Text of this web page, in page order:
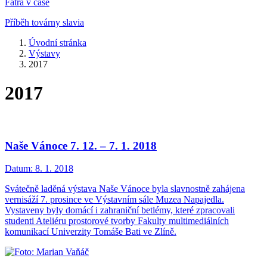
Fatra v čase
Příběh továrny slavia
Úvodní stránka
Výstavy
2017
2017
Naše Vánoce 7. 12. – 7. 1. 2018
Datum: 8. 1. 2018
Svátečně laděná výstava Naše Vánoce byla slavnostně zahájena
vernisáží 7. prosince ve Výstavním sále Muzea Napajedla.
Vystaveny byly domácí i zahraniční betlémy, které zpracovali
studenti Ateliéru prostorové tvorby Fakulty multimediálních
komunikací Univerzity Tomáše Bati ve Zlíně.